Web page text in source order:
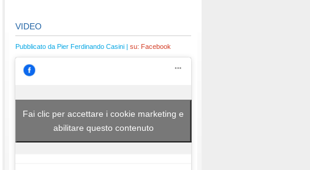
VIDEO
Pubblicato da Pier Ferdinando Casini | su: Facebook
Fai clic per accettare i cookie marketing e
abilitare questo contenuto